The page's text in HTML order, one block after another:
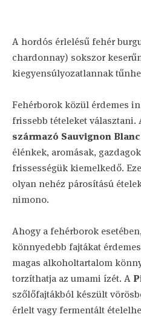
A hordós érlelésű fehér
chardonnay) sokszor
kiegyensúlyozatlannak
Fehérborok közül érdemes
frissebb tételeket választani.
származó Sauvignon Blanc
élénkek, aromásak,
frissességük kiemelkedő.
olyan nehéz párosítású
nimono.
Ahogy a fehérborok
könnyedebb fajtákat
magas alkoholtartalom
torzíthatja az umami ízét. A
szőlőfajtákból készült
érlelt vagy fermentált